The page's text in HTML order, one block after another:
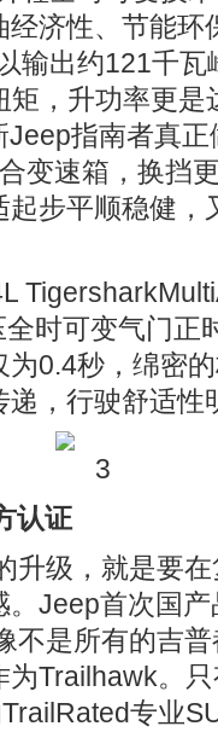
济性、节能环
输出约121千
矩，升功率更
指南者真
变速箱，换挡
步平顺稳健，
时可变气门正
0.4秒，绵密
，行驶舒适性
认证
升级，就是要
Jeep首次国
不是所有的吉
Trailhawk。
专业